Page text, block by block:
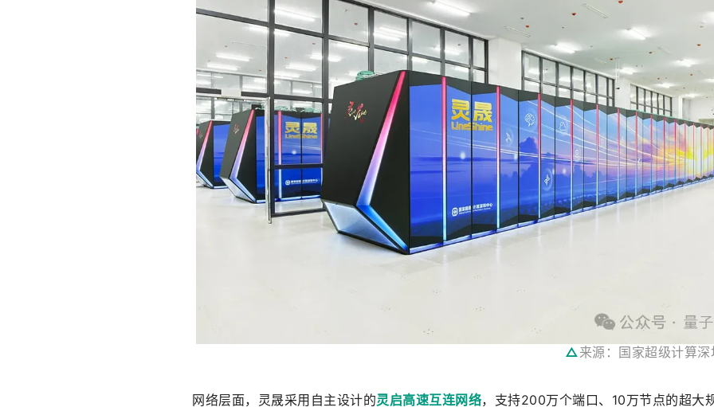
△来源：国家超级计算
网络层面，灵晟采用自主设计的灵启高速互连网络，支持200万个端口、10万节点的超大